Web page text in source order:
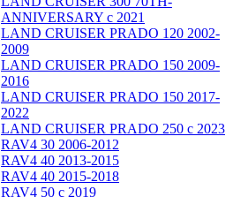
ANNIVERSARY с 2021
LAND CRUISER PRADO 120 2002-
2009
LAND CRUISER PRADO 150 2009-
2016
LAND CRUISER PRADO 150 2017-
2022
LAND CRUISER PRADO 250 с 2023
RAV4 30 2006-2012
RAV4 40 2013-2015
RAV4 40 2015-2018
RAV4 50 с 2019